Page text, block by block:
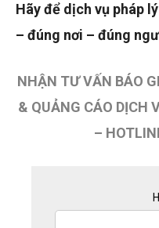
Hãy để dịch vụ pháp
– đúng nơi – đúng
NHẬN TƯ VẤN BÁO
& QUẢNG CÁO DỊCH
–